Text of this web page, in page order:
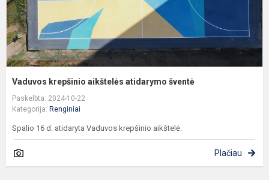
Vaduvos krepšinio aikštelės atidarymo šventė
Paskelbta: 2024-10-22
Kategorija: Renginiai
Spalio 16 d. atidaryta Vaduvos krepšinio aikštelė.
Plačiau